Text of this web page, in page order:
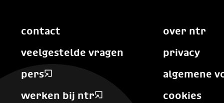
contact
veelgestelde vragen
pers
werken bij ntr
over ntr
privacy
algemene
cookies